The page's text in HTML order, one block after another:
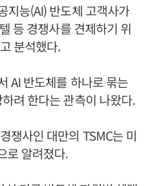
지능(AI) 반도체 고객사가
등 경쟁사를 견제하기 위
분석했다.
AI 반도체를 하나로 묶는
려 한다는 관측이 나왔다.
쟁사인 대만의 TSMC는 미
로 알려졌다.